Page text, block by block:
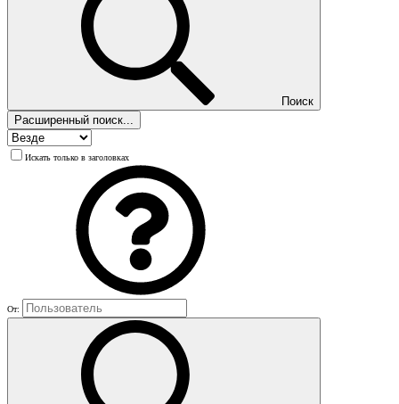
Поиск
Расширенный поиск...
Искать только в заголовках
От: